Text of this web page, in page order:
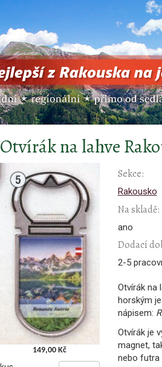
Otvírák na lahve
149,00 Kč
Sekce:
Rakousko
Na skladě:
ano
Dodací
2-5
Otvírák na
horským
nápisem:
Otvírák je
magnet,
nebo futra